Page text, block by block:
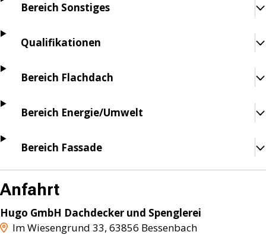
Bereich Sonstiges
Qualifikationen
Bereich Flachdach
Bereich Energie/Umwelt
Bereich Fassade
Anfahrt
Hugo GmbH Dachdecker und Spenglerei
Im Wiesengrund 33, 63856 Bessenbach